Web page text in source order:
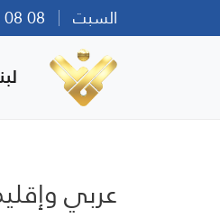
السبت
عربي